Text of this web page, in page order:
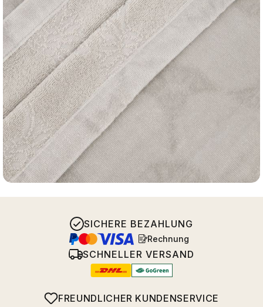
SICHERE BEZAHLUNG
Rechnung
SCHNELLER VERSAND
FREUNDLICHER KUNDENSERVICE